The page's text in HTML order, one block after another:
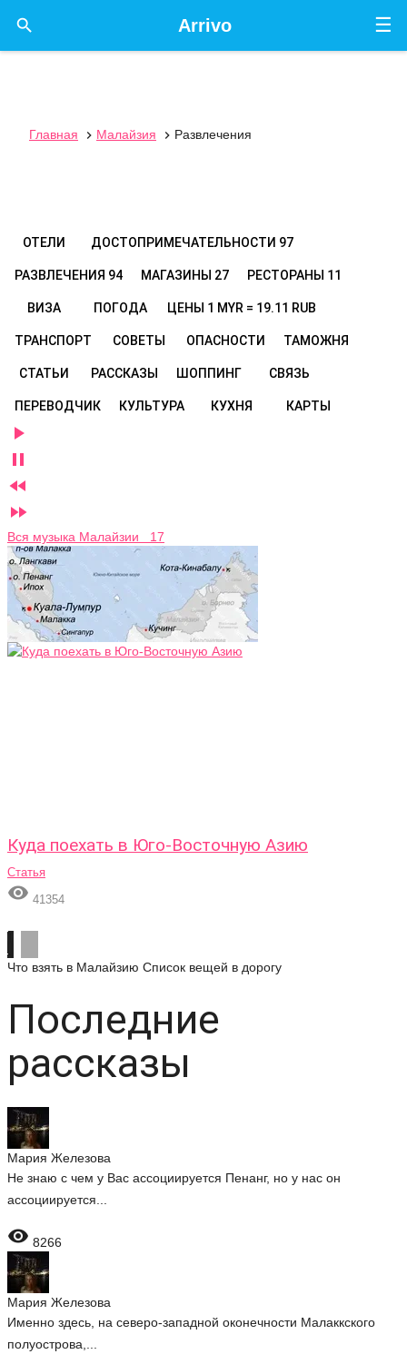
☰
Arrivo

Главная  Малайзия  Развлечения
ОТЕЛИ ДОСТОПРИМЕЧАТЕЛЬНОСТИ 97
РАЗВЛЕЧЕНИЯ 94 МАГАЗИНЫ 27 РЕСТОРАНЫ 11
ВИЗА ПОГОДА ЦЕНЫ 1 MYR = 19.11 RUB
ТРАНСПОРТ СОВЕТЫ ОПАСНОСТИ ТАМОЖНЯ
СТАТЬИ РАССКАЗЫ ШОППИНГ СВЯЗЬ
ПЕРЕВОДЧИК КУЛЬТУРА КУХНЯ КАРТЫ




Вся музыка Малайзии 17
Куда поехать в Юго-Восточную Азию
Статья
 41354
Что взять в Малайзию Список вещей в дорогу
Последние
рассказы
Мария Железова
Не знаю с чем у Вас ассоциируется Пенанг, но у нас он
ассоциируется...
 8266
Мария Железова
Именно здесь, на северо-западной оконечности Малаккского
полуострова,...